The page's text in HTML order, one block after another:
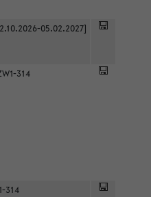
05.02.2027]
314
314